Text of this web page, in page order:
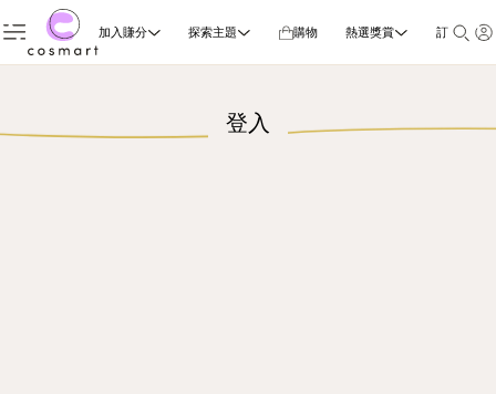
加入賺分 探索主題 購物 熱選獎賞 訂閱雜誌
登入